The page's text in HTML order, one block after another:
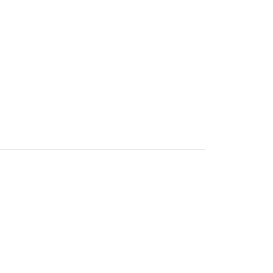
die in verschillende omgevingen tot zijn recht
antraciet en zwart en is voor buiten